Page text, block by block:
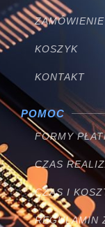
ZAMÓWIENIE
KOSZYK
KONTAKT
POMOC
FORMY
CZAS
CZAS I
REGULAMIN